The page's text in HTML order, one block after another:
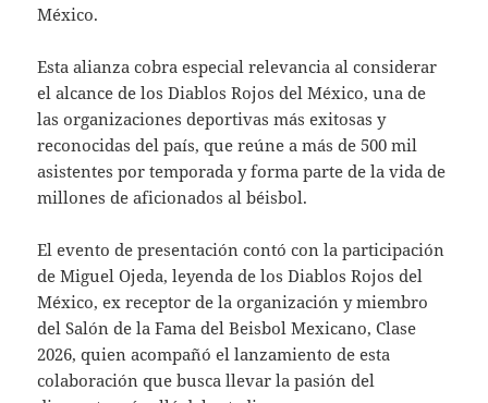
México.
Esta alianza cobra especial relevancia al considerar
el alcance de los Diablos Rojos del México, una de
las organizaciones deportivas más exitosas y
reconocidas del país, que reúne a más de 500 mil
asistentes por temporada y forma parte de la vida de
millones de aficionados al béisbol.
El evento de presentación contó con la participación
de Miguel Ojeda, leyenda de los Diablos Rojos del
México, ex receptor de la organización y miembro
del Salón de la Fama del Beisbol Mexicano, Clase
2026, quien acompañó el lanzamiento de esta
colaboración que busca llevar la pasión del